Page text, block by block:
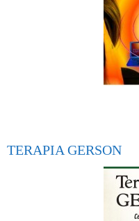
TERAPIA GERSON